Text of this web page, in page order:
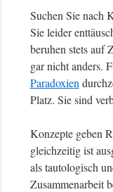
Suchen Sie nach
Sie leider
beruhen stets auf
gar nicht anders.
Paradoxien
Platz. Sie sind
Konzepte geben
gleichzeitig ist
als tautologisch
Zusammenarbeit